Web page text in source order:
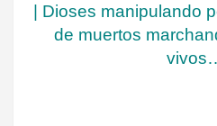
| Dioses manipulando
de muertos